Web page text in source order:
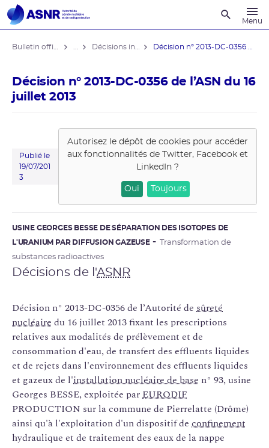
Menu
Décision n° 2013-DC-0356 de l’ASN du 16
juillet 2013
Publié le
19/07/201
3
Autorisez le dépôt de cookies pour accéder
aux fonctionnalités de Twitter, Facebook et
LinkedIn?
Oui Toujours
USINE GEORGES BESSE DE SÉPARATION DES ISOTOPES DE
L'URANIUM PAR DIFFUSION GAZEUSE
Transformation de
substances radioactives
Décisions de l'ASNR
Décision n° 2013-DC-0356 de l’Autorité de sûreté
nucléaire du 16 juillet 2013 fixant les prescriptions
relatives aux modalités de prélèvement et de
consommation d'eau, de transfert des effluents liquides
et de rejets dans l'environnement des effluents liquides
et gazeux de l'installation nucléaire de base n° 93, usine
Georges BESSE, exploitée parEURODIF
PRODUCTION sur la commune de Pierrelatte (Drôme)
ainsi qu'à l'exploitation d'un dispositif de confinement
hydraulique et de traitement des eaux de la nappe